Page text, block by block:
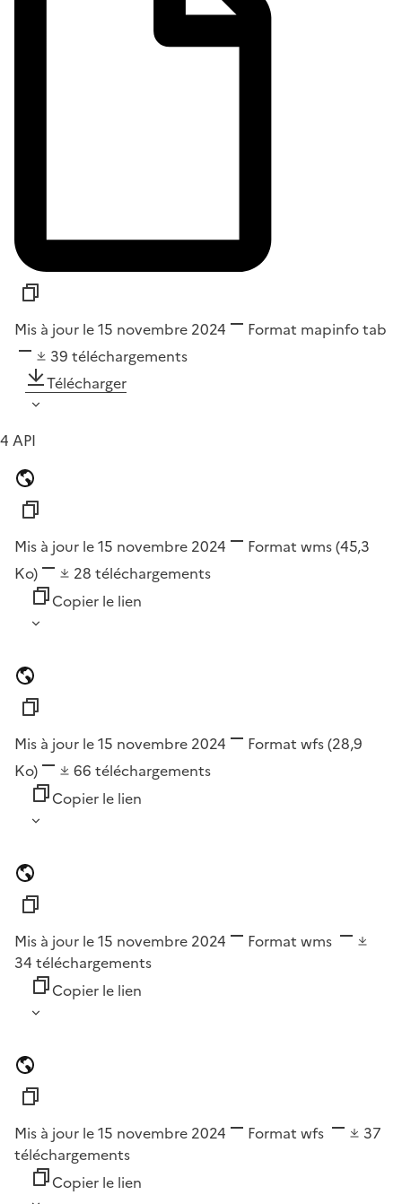
Mis à jour le 15 novembre 2024 Format mapinfo tab
39 téléchargements
Télécharger
4 API
Mis à jour le 15 novembre 2024 Format wms(45,3
Ko)
28 téléchargements
Copier le lien
Mis à jour le 15 novembre 2024 Format wfs(28,9
Ko)
66 téléchargements
Copier le lien
Mis à jour le 15 novembre 2024 Format wms
34 téléchargements
Copier le lien
Mis à jour le 15 novembre 2024 Format wfs
37
téléchargements
Copier le lien